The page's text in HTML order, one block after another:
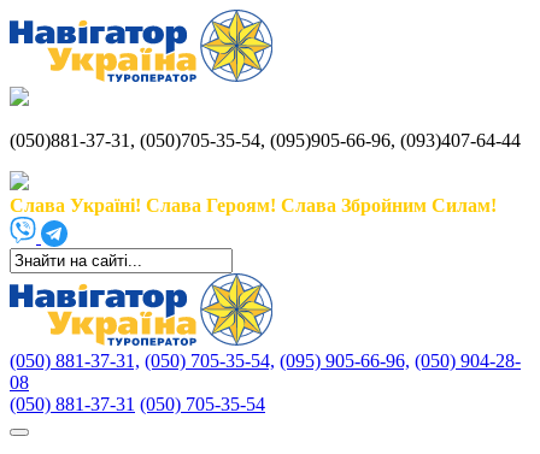
(050)881-37-31, (050)705-35-54, (095)905-66-96, (093)407-64-44
Слава Україні! Слава Героям! Слава Збройним Силам!
(050) 881-37-31, (050) 705-35-54, (095) 905-66-96, (050) 904-28-
08
(050) 881-37-31 (050) 705-35-54